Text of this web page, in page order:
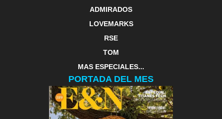
ADMIRADOS
LOVEMARKS
RSE
TOM
MAS ESPECIALES...
PORTADA DEL MES